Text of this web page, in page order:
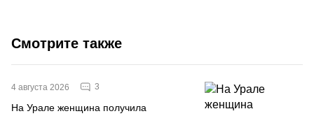
Смотрите также
4 августа 2026 3
На Урале женщина получила